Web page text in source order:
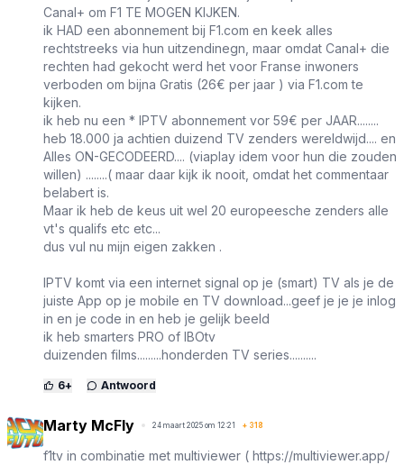
Canal+ om F1 TE MOGEN KIJKEN.
ik HAD een abonnement bij F1.com en keek alles
rechtstreeks via hun uitzendinegn, maar omdat Canal+ die
rechten had gekocht werd het voor Franse inwoners
verboden om bijna Gratis (26€ per jaar ) via F1.com te
kijken.
ik heb nu een * IPTV abonnement vor 59€ per JAAR........
heb 18.000 ja achtien duizend TV zenders wereldwijd.... en
Alles ON-GECODEERD.... (viaplay idem voor hun die zouden
willen) ........( maar daar kijk ik nooit, omdat het commentaar
belabert is.
Maar ik heb de keus uit wel 20 europeesche zenders alle
vt's qualifs etc etc...
dus vul nu mijn eigen zakken .
IPTV komt via een internet signal op je (smart) TV als je de
juiste App op je mobile en TV download...geef je je je inlog
in en je code in en heb je gelijk beeld
ik heb smarters PRO of IBOtv
duizenden films.........honderden TV series..........
6+ Antwoord
Marty McFly 24 maart 2025 om 12:21 + 318
f1tv in combinatie met multiviewer ( https://multiviewer.app/